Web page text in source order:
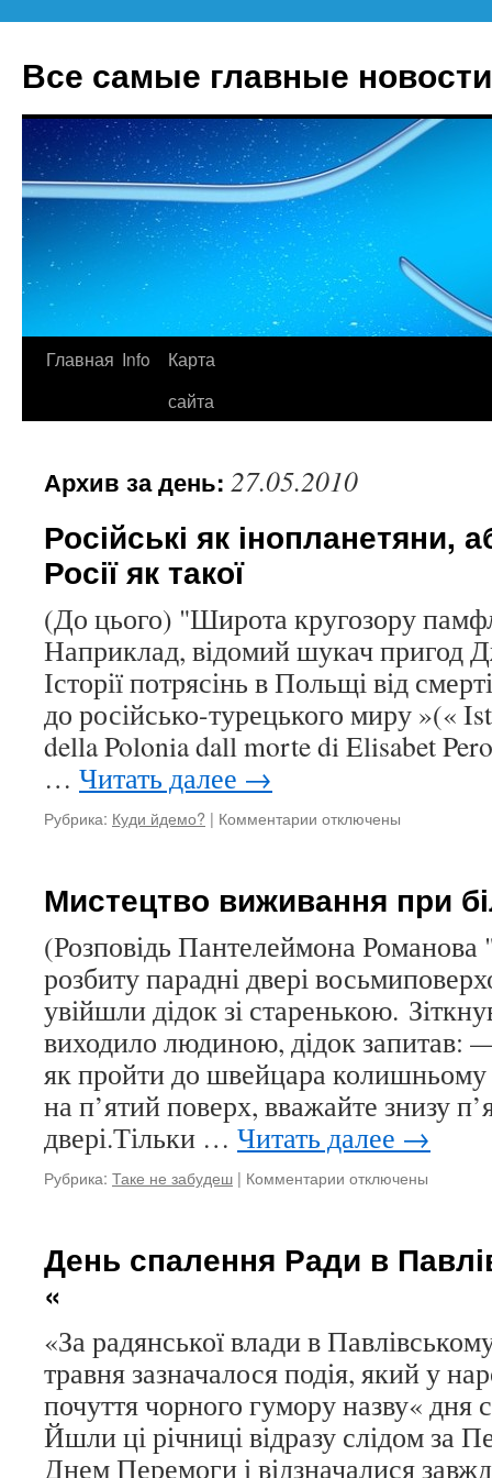
Все самые главные
Перейти
Главная Info
Карта
сайта
Архив за день: 27.05.2010
Російські як інопланетяни,
Росії як такої
(До цього) "Широта кругозору
Наприклад, відомий шукач пригод
Історії потрясінь в Польщі від
до російсько-турецького миру »(«
della Polonia dall morte di Elisabet
… Читать далее →
Рубрика: Куди йдемо? | Комментарии к
інопланетяни,
про
шкоду
Росії
як
такої
отключены
Мистецтво виживання при
(Розповідь Пантелеймона
розбиту парадні двері
увійшли дідок зі старенькою.
виходило людиною, дідок
як пройти до швейцара колишньому
на п’ятий поверх, вважайте знизу
двері.Тільки … Читать далее →
Рубрика: Таке не забудеш | Комментарии к
при
отключены
День спалення Ради в
«
«За радянської влади в
травня зазначалося подія, який у
почуття чорного гумору назву« дня
Йшли ці річниці відразу слідом за
Днем Перемоги і відзначалися